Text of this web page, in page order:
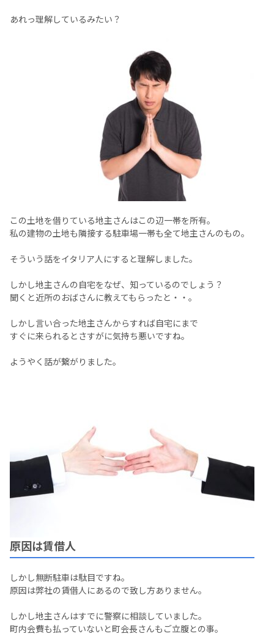
あれっ理解しているみたい？
この土地を借りている地主さんはこの辺一帯を所有。
私の建物の土地も隣接する駐車場一帯も全て地主さんのもの。
そういう話をイタリア人にすると理解しました。
しかし地主さんの自宅をなぜ、知っているのでしょう？
聞くと近所のおばさんに教えてもらったと・・。
しかし言い合った地主さんからすれば自宅にまで
すぐに来られるとさすがに気持ち悪いですね。
ようやく話が繋がりました。
原因は賃借人
しかし無断駐車は駄目ですね。
原因は弊社の賃借人にあるので致し方ありません。
しかし地主さんはすでに警察に相談していました。
町内会費も払っていないと町会長さんもご立腹との事。